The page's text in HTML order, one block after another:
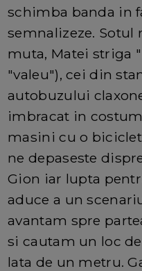
schimba banda in
semnalizeze. Sotul
muta, Matei striga
"valeu"), cei din
autobuzului
imbracat in
masini cu o
ne depaseste
Gion iar lupta
aduce a un
avantam spre
si cautam un loc
lata de un metru.